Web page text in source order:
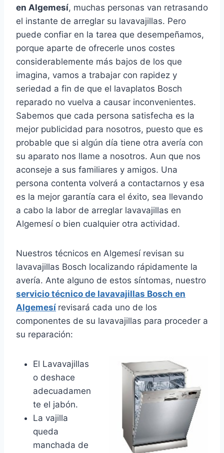
en Algemesí, muchas personas van retrasando
el instante de arreglar su lavavajillas. Pero
puede confiar en la tarea que desempeñamos,
porque aparte de ofrecerle unos costes
considerablemente más bajos de los que
imagina, vamos a trabajar con rapidez y
seriedad a fin de que el lavaplatos Bosch
reparado no vuelva a causar inconvenientes.
Sabemos que cada persona satisfecha es la
mejor publicidad para nosotros, puesto que es
probable que si algún día tiene otra avería con
su aparato nos llame a nosotros. Aun que nos
aconseje a sus familiares y amigos. Una
persona contenta volverá a contactarnos y esa
es la mejor garantía cara el éxito, sea llevando
a cabo la labor de arreglar lavavajillas en
Algemesí o bien cualquier otra actividad.
Nuestros técnicos en Algemesí revisan su
lavavajillas Bosch localizando rápidamente la
avería. Ante alguno de estos síntomas, nuestro
servicio técnico de lavavajillas Bosch en
Algemesí revisará cada uno de los
componentes de su lavavajillas para proceder a
su reparación:
El Lavavajillas
o deshace
adecuadamen
te el jabón.
La vajilla
queda
manchada de